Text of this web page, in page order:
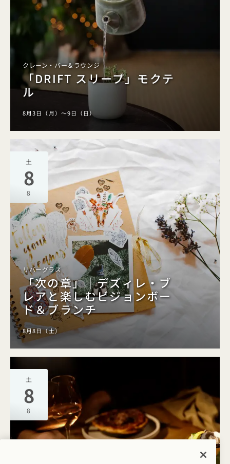
クレーン・バー＆ラウンジ
「DRIFT スリープ」モクテ
ル
8月3日（月）～9日（日）
土
8
8
リバーグラス
「次の章」｜デズィレ・ブ
レアと楽しむビジョンボー
ド＆ブランチ
8月8日（土）
土
8
8